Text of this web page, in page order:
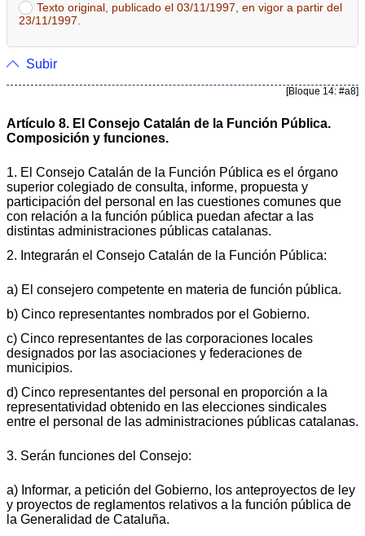
Texto original, publicado el 03/11/1997, en vigor a partir del
23/11/1997.
Subir
[Bloque 14: #a8]
Artículo 8. El Consejo Catalán de la Función Pública.
Composición y funciones.
1. El Consejo Catalán de la Función Pública es el órgano
superior colegiado de consulta, informe, propuesta y
participación del personal en las cuestiones comunes que
con relación a la función pública puedan afectar a las
distintas administraciones públicas catalanas.
2. Integrarán el Consejo Catalán de la Función Pública:
a) El consejero competente en materia de función pública.
b) Cinco representantes nombrados por el Gobierno.
c) Cinco representantes de las corporaciones locales
designados por las asociaciones y federaciones de
municipios.
d) Cinco representantes del personal en proporción a la
representatividad obtenido en las elecciones sindicales
entre el personal de las administraciones públicas catalanas.
3. Serán funciones del Consejo:
a) Informar, a petición del Gobierno, los anteproyectos de ley
y proyectos de reglamentos relativos a la función pública de
la Generalidad de Cataluña.